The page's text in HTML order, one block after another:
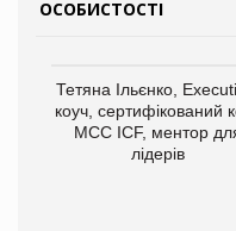
ОСОБИСТОСТІ
Тетяна Ільєнко,
коуч, сертифікований
МСС ICF, ментор
лідерів